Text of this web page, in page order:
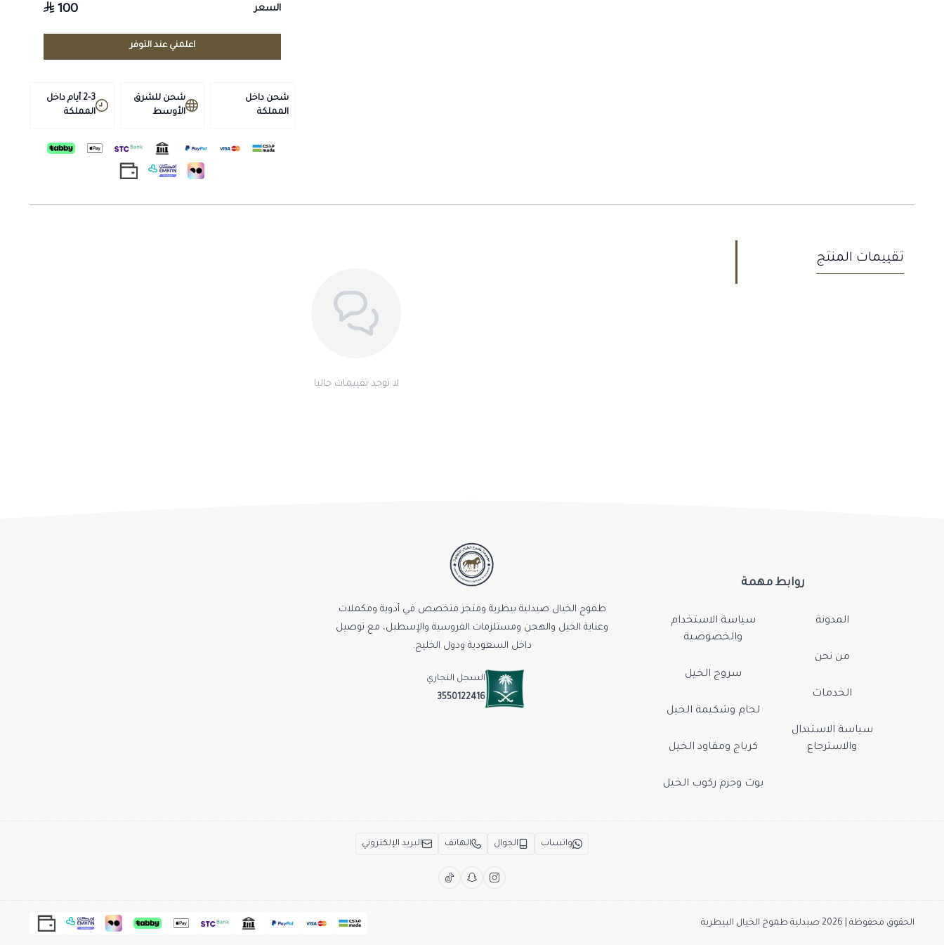
حماية العضلات:
يقلل من خطر الإصابة بالشد العضلي والإجهاد
يساعد الخيل والهجن على العودة لحالتها
طريقة الاستخدام:
على العبوة)
يتم إعطاؤه عن طريق الفم (سرنجة) لضمان الامتصاص السريع
اطلبه الآن من صيدلية طموح الخيال!
السعر 100
اعلمني عند التوفر
شحن داخل
المملكة
شحن للشرق
الأوسط
2-3 أيام داخل
المملكة
تقييمات المنتج
لا توجد تقييمات حاليا
روابط مهمة
المدونة
من نحن
الخدمات
سياسة الاستبدال
والاسترجاع
سياسة الاستخدام
والخصوصية
سروج الخيل
لجام وشكيمة الخيل
كرباج ومقاود الخيل
بوت وجزم ركوب الخيل
طموح الخيال صيدلية بيطرية ومتجر متخصص في أدوية ومكملات
وعناية الخيل والهجن ومستلزمات الفروسية والإسطبل، مع توصيل
داخل السعودية ودول الخليج.
السجل التجاري
3550122416
واتساب الجوال الهاتف البريد الإلكتروني
الحقوق محفوظة | 2026 صيدلية طموح الخيال البيطرية